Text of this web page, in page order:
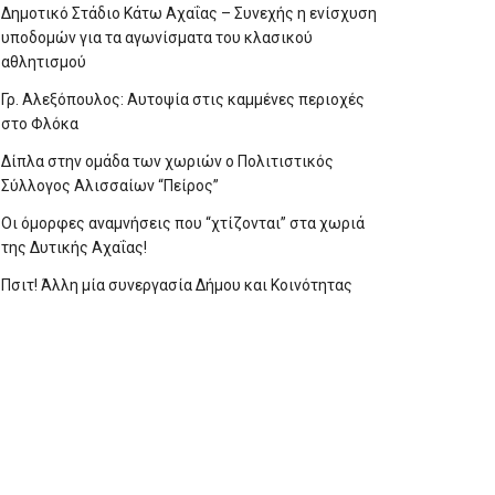
Δημοτικό Στάδιο Κάτω Αχαΐας – Συνεχής η ενίσχυση
υποδομών για τα αγωνίσματα του κλασικού
αθλητισμού
Γρ. Αλεξόπουλος: Αυτοψία στις καμμένες περιοχές
στο Φλόκα
Δίπλα στην ομάδα των χωριών ο Πολιτιστικός
Σύλλογος Αλισσαίων “Πείρος”
Οι όμορφες αναμνήσεις που “χτίζονται” στα χωριά
της Δυτικής Αχαΐας!
Πσιτ! Άλλη μία συνεργασία Δήμου και Κοινότητας